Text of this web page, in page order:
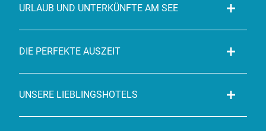
URLAUB UND UNTERKÜNFTE AM SEE
DIE PERFEKTE AUSZEIT
UNSERE LIEBLINGSHOTELS